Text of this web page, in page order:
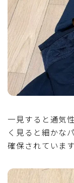
一見すると通気
く見ると細かな
確保されています